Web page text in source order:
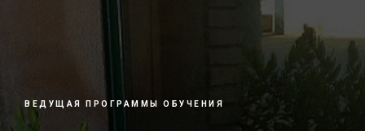
ВЕДУЩАЯ ПРОГРАММЫ ОБУЧЕНИЯ